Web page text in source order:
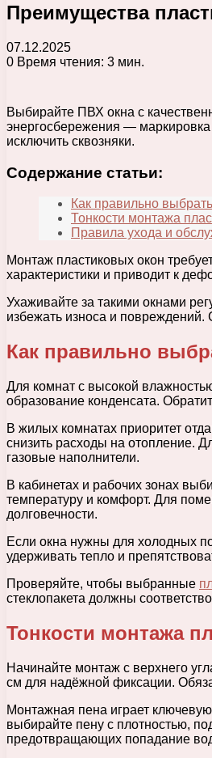
Преимущества
07.12.2025
0 Время чтения: 3 мин.
Выбирайте ПВХ окна с
энергосбережения — маркировка
исключить сквозняки.
Содержание статьи:
Как правильно
Тонкости монтажа
Правила ухода и
Монтаж пластиковых окон
характеристики и приводит к
Ухаживайте за такими окнами
избежать износа и
Как правильно
Для комнат с высокой
образование конденсата.
В жилых комнатах приоритет
снизить расходы на отопление.
газовые наполнители.
В кабинетах и рабочих зонах
температуру и комфорт. Для
долговечности.
Если окна нужны для холодных
удерживать тепло и
Проверяйте, чтобы выбранные
стеклопакета должны
Тонкости монтажа
Начинайте монтаж с верхнего
см для надёжной фиксации.
Монтажная пена играет
выбирайте пену с плотностью,
предотвращающих попадание